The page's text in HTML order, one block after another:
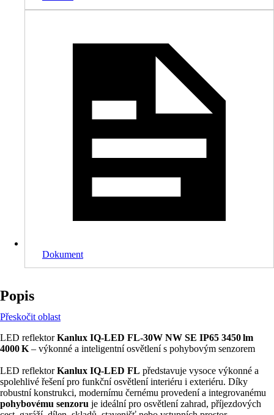
Dokument
Popis
Přeskočit oblast
LED reflektorKanlux IQ‑LED FL‑30W NW SE IP65 3450 lm
4000 K – výkonné a inteligentní osvětlení s pohybovým senzorem
LED reflektorKanlux IQ‑LED FL představuje vysoce výkonné a
spolehlivé řešení pro funkční osvětlení interiéru i exteriéru. Díky
robustní konstrukci, modernímu černému provedení a integrovanému
pohybovému senzoru je ideální pro osvětlení zahrad, příjezdových